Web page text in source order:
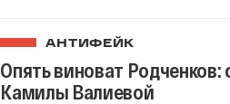
АНТИФЕЙК
Опять виноват
Камилы Валиевой